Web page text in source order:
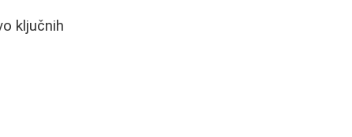
ključnih